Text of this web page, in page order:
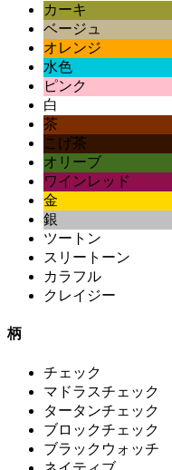
カーキ
ベージュ
オレンジ
水色
ピンク
白
茶
こげ茶
オリーブ
ワインレッド
金
銀
ツートン
スリートーン
カラフル
クレイジー
柄
チェック
マドラスチェック
タータンチェック
ブロックチェック
ブラックウォッチ